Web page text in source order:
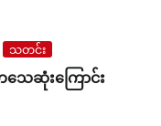
သတင်း
ေဆုံးကြောင်း